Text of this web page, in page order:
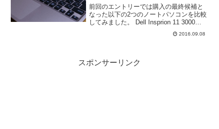
ー＆評価
前回のエントリーでは購入の最終候補と
なった以下の2つのノートパソコンを比較
してみました。 Dell Insprion 11 3000
ASUS VivoBook E200HA-8350そして悩
んだあげく、ASUS VivoBook E200...
2016.09.08
スポンサーリンク